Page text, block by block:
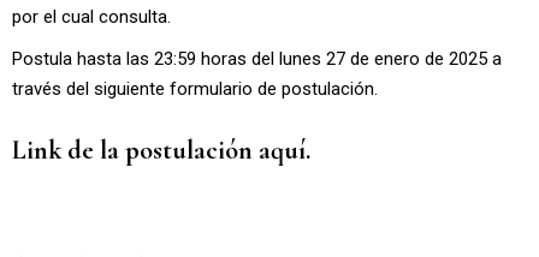
por el cual consulta.
Postula hasta las 23:59 horas del lunes 27 de enero de 2025 a
través del siguiente formulario de postulación.
Link de la postulación aquí.